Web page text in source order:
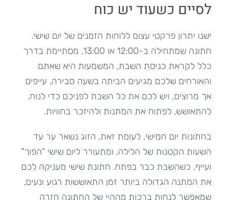
לסיים כשעוד יש כוח
ישנו יתרון פרקטי עצום ללוחות הזמנים של יום שישי.
חתונה שמתחילה ב-12:00 או 13:00, מסתיימת בדרך
כלל לקראת כניסת השבת, המשמעות היא שאתם
והאורחים שלכם מגיעים הביתה בשעה סבירה, עייפים
אך מרוצים, ויש לכם את כל השבת לפניכם כדי לנוח,
להתאושש, לפתוח את המתנות ולהיזכר בחוויות.
בחתונות יום חמישי, לעומת זאת, הזוג נשאר ער עד
השעות הקטנות של הלילה, ומתעורר ליום שישי "הפוך"
ועייף, כשהשבת כבר בפתח. חתונת שישי מעניקה לכם
את המתנה הגדולה ביותר זמן התאוששות רגוע ונעים,
שמאפשר לנחות ברכות מההיי של החתונה חזרה